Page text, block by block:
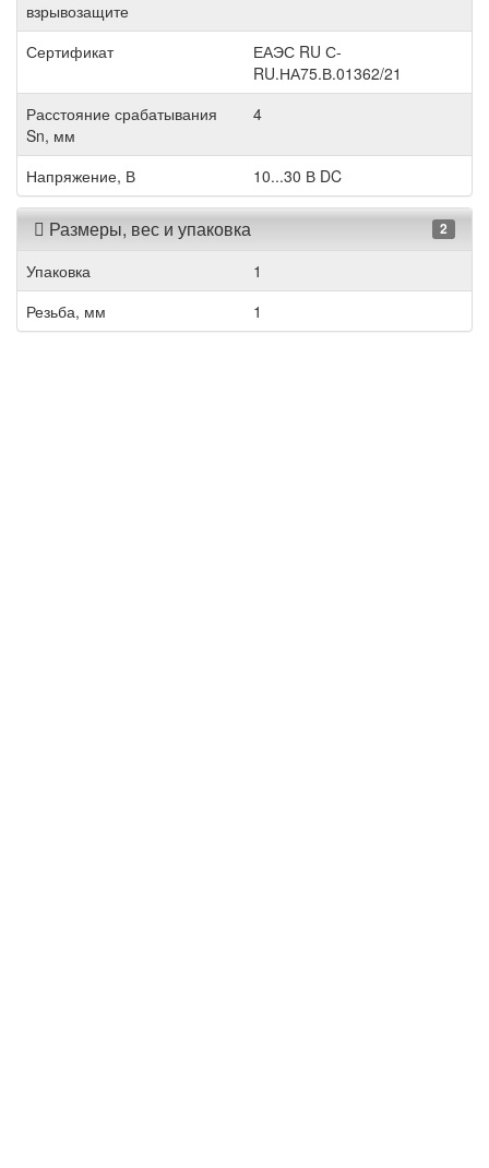
взрывозащите
Сертификат
ЕАЭС RU С-
RU.НА75.В.01362/21
Расстояние срабатывания
Sn, мм
4
Напряжение, В 10...30 В DC
Размеры, вес и упаковка 2
Упаковка
1
Резьба, мм
1